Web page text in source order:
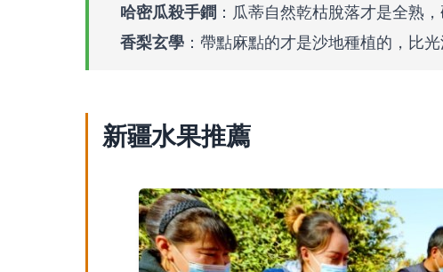
哈密瓜殺手鐧 ：瓜蒂自然乾枯脫落才是全熟
香梨玄學 ：帶點麻點的才是沙地種植的，比
新疆水果推薦